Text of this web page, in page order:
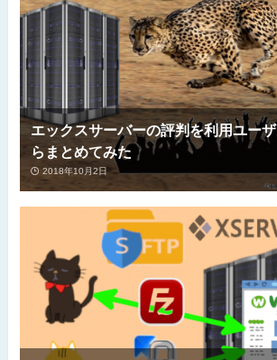
エックスサーバーの評判を利用ユー
らまとめてみた
2018年10月2日